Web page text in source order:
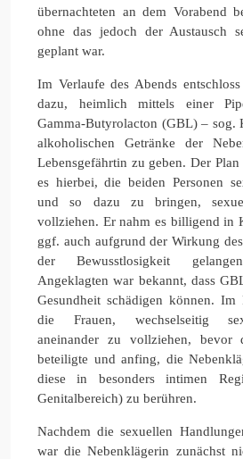
übernachteten an dem Vorabend
ohne das jedoch der Austausch
geplant war.
Im Verlaufe des Abends
dazu, heimlich mittels einer
Gamma-Butyrolacton (GBL) – sog.
alkoholischen Getränke der
Lebensgefährtin zu geben. Der
es hierbei, die beiden Personen
und so dazu zu bringen,
vollziehen. Er nahm es billigend in
ggf. auch aufgrund der Wirkung
der Bewusstlosigkeit
Angeklagten war bekannt, dass
Gesundheit schädigen können. Im
die Frauen, wechselseitig
aneinander zu vollziehen, bevor
beteiligte und anfing, die
diese in besonders intimen
Genitalbereich) zu berühren.
Nachdem die sexuellen
war die Nebenklägerin zunächst